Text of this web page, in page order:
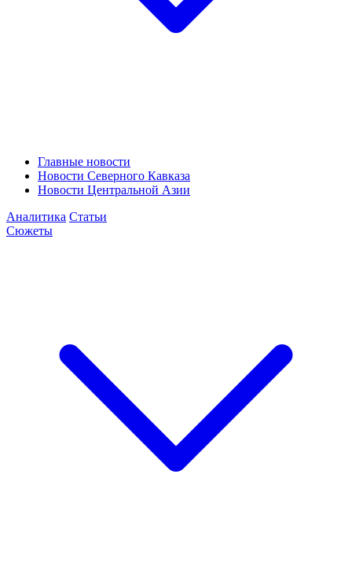
Главные новости
Новости Северного Кавказа
Новости Центральной Азии
Аналитика Статьи
Сюжеты